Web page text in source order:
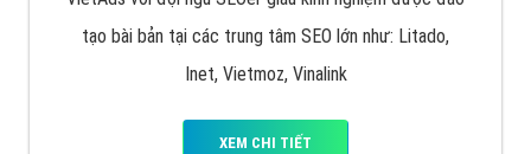
tạo bài bản tại các trung tâm SEO lớn như: Litado,
Inet, Vietmoz, Vinalink
XEM CHI TIẾT